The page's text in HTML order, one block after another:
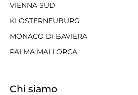
VIENNA SUD
KLOSTERNEUBURG
MONACO DI BAVIERA
PALMA MALLORCA
Chi siamo